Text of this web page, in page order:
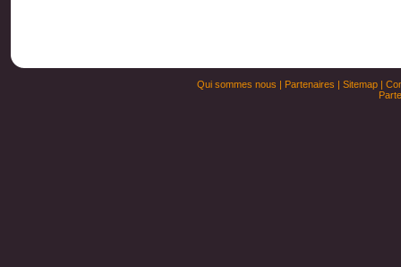
Qui sommes nous | Partenaires | Sitemap|